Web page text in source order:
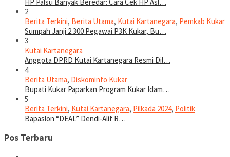
2
Berita Terkini, Berita Utama, Kutai Kartanegara, Pemkab Kukar
Sumpah Janji 2.300 Pegawai P3K Kukar, Bu…
3
Kutai Kartanegara
Anggota DPRD Kutai Kartanegara Resmi Dil…
4
Berita Utama, Diskominfo Kukar
Bupati Kukar Paparkan Program Kukar Idam…
5
Berita Terkini, Kutai Kartanegara, Pilkada 2024, Politik
Bapaslon “DEAL” Dendi-Alif R…
Pos Terbaru